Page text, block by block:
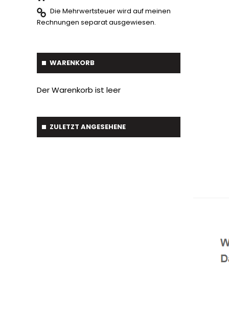
Ballengreifer 7
Schaufel 17
Planierschild 4
Silageschieber 2
Gabelstapler-Euroaufnahme 1
Die Mehrwertsteuer wird auf meinen
Rechnungen separat ausgewiesen.
WARENKORB
Der Warenkorb ist leer
ZULETZT ANGESEHENE